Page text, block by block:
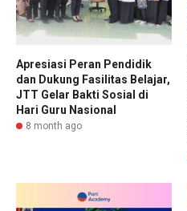
Apresiasi Peran Pendidik
dan Dukung Fasilitas Belajar,
JTT Gelar Bakti Sosial di
Hari Guru Nasional
8 month ago